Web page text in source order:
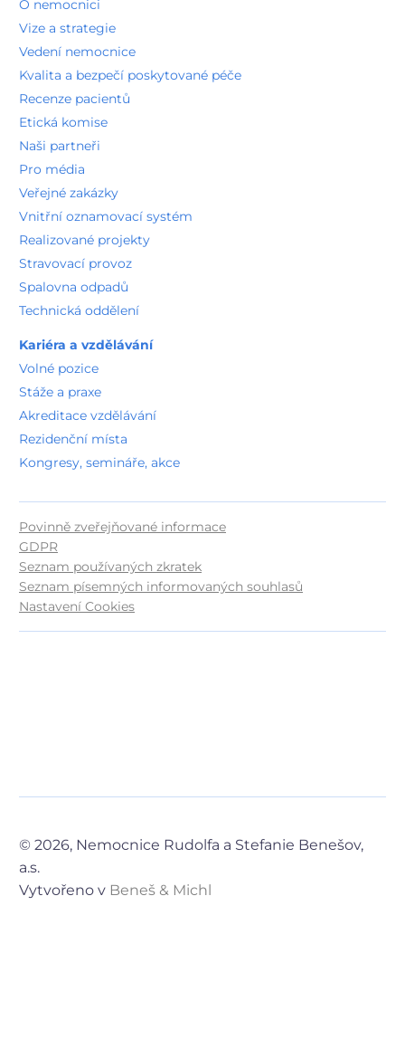
O nemocnici
Vize a strategie
Vedení nemocnice
Kvalita a bezpečí poskytované péče
Recenze pacientů
Etická komise
Naši partneři
Pro média
Veřejné zakázky
Vnitřní oznamovací systém
Realizované projekty
Stravovací provoz
Spalovna odpadů
Technická oddělení
Kariéra a vzdělávání
Volné pozice
Stáže a praxe
Akreditace vzdělávání
Rezidenční místa
Kongresy, semináře, akce
Povinně zveřejňované informace
GDPR
Seznam používaných zkratek
Seznam písemných informovaných souhlasů
Nastavení Cookies
© 2026, Nemocnice Rudolfa a Stefanie Benešov,
a.s.
Vytvořeno v Beneš & Michl